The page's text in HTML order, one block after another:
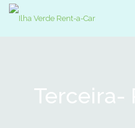
Terceira-